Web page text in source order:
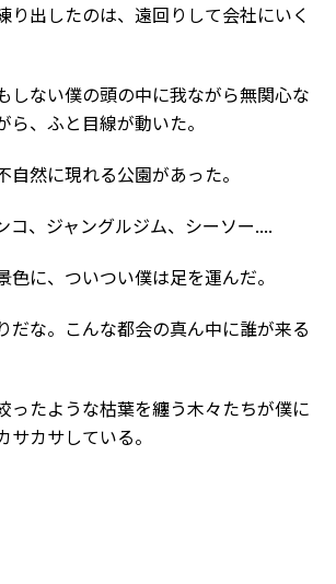
り出したのは、遠回りして会社にいく
しない僕の頭の中に我ながら無関心な
、ふと目線が動いた。
自然に現れる公園があった。
コ、ジャングルジム、シーソー....
色に、ついつい僕は足を運んだ。
だな。こんな都会の真ん中に誰が来る
ったような枯葉を纏う木々たちが僕に
カサしている。